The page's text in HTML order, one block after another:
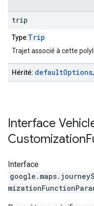
trip
Type:Trip
Trajet associé à cette
Hérité: defaultOptions,
Interface
Customization
Interface